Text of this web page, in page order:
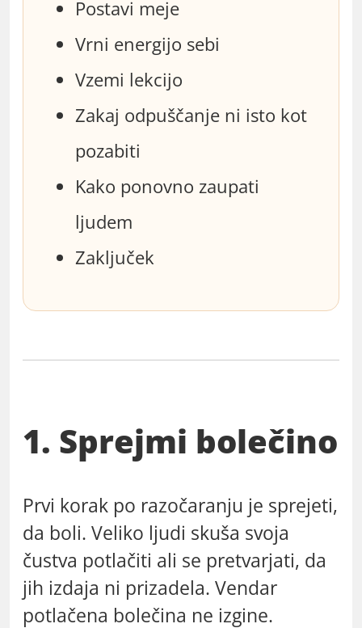
Postavi meje
Vrni energijo sebi
Vzemi lekcijo
Zakaj odpuščanje ni isto kot
pozabiti
Kako ponovno zaupati
ljudem
Zaključek
1. Sprejmi bolečino
Prvi korak po razočaranju je sprejeti,
da boli. Veliko ljudi skuša svoja
čustva potlačiti ali se pretvarjati, da
jih izdaja ni prizadela. Vendar
potlačena bolečina ne izgine.